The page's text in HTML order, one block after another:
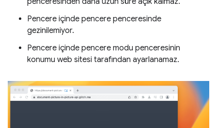
Pencere içinde pencere penceresinde
gezinilemiyor.
Pencere içinde pencere modu penceresinin
konumu web sitesi tarafından ayarlanamaz.